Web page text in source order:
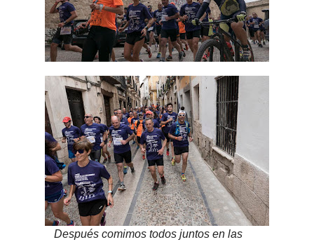
Después comimos todos juntos en las